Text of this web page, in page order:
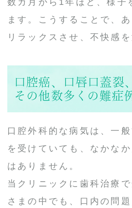
数カ月から1年ほど、様子
ます。こうすることで、
リラックスさせ、不快感を
口腔癌、口唇口蓋裂
その他数多くの難症
口腔外科的な病気は、一
を受けていても、なかな
はありません。
当クリニックに歯科治療
さまの中でも、口内の問